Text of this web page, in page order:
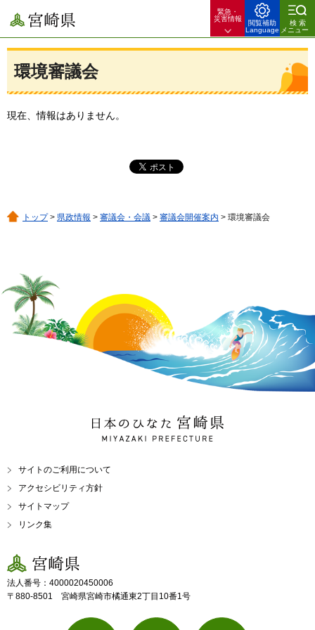
宮崎県
緊急・
災害情報
閲覧補助
Language
検索
メニュー
環境審議会
現在、情報はありません。
トップ> 県政情報 > 審議会・会議 > 審議会開催案内 > 環境審議会
日本のひなた 宮崎県
MIYAZAKI PREFECTURE
サイトのご利用について
アクセシビリティ方針
サイトマップ
リンク集
宮崎県
法人番号：4000020450006
〒880-8501 宮崎県宮崎市橘通東2丁目10番1号